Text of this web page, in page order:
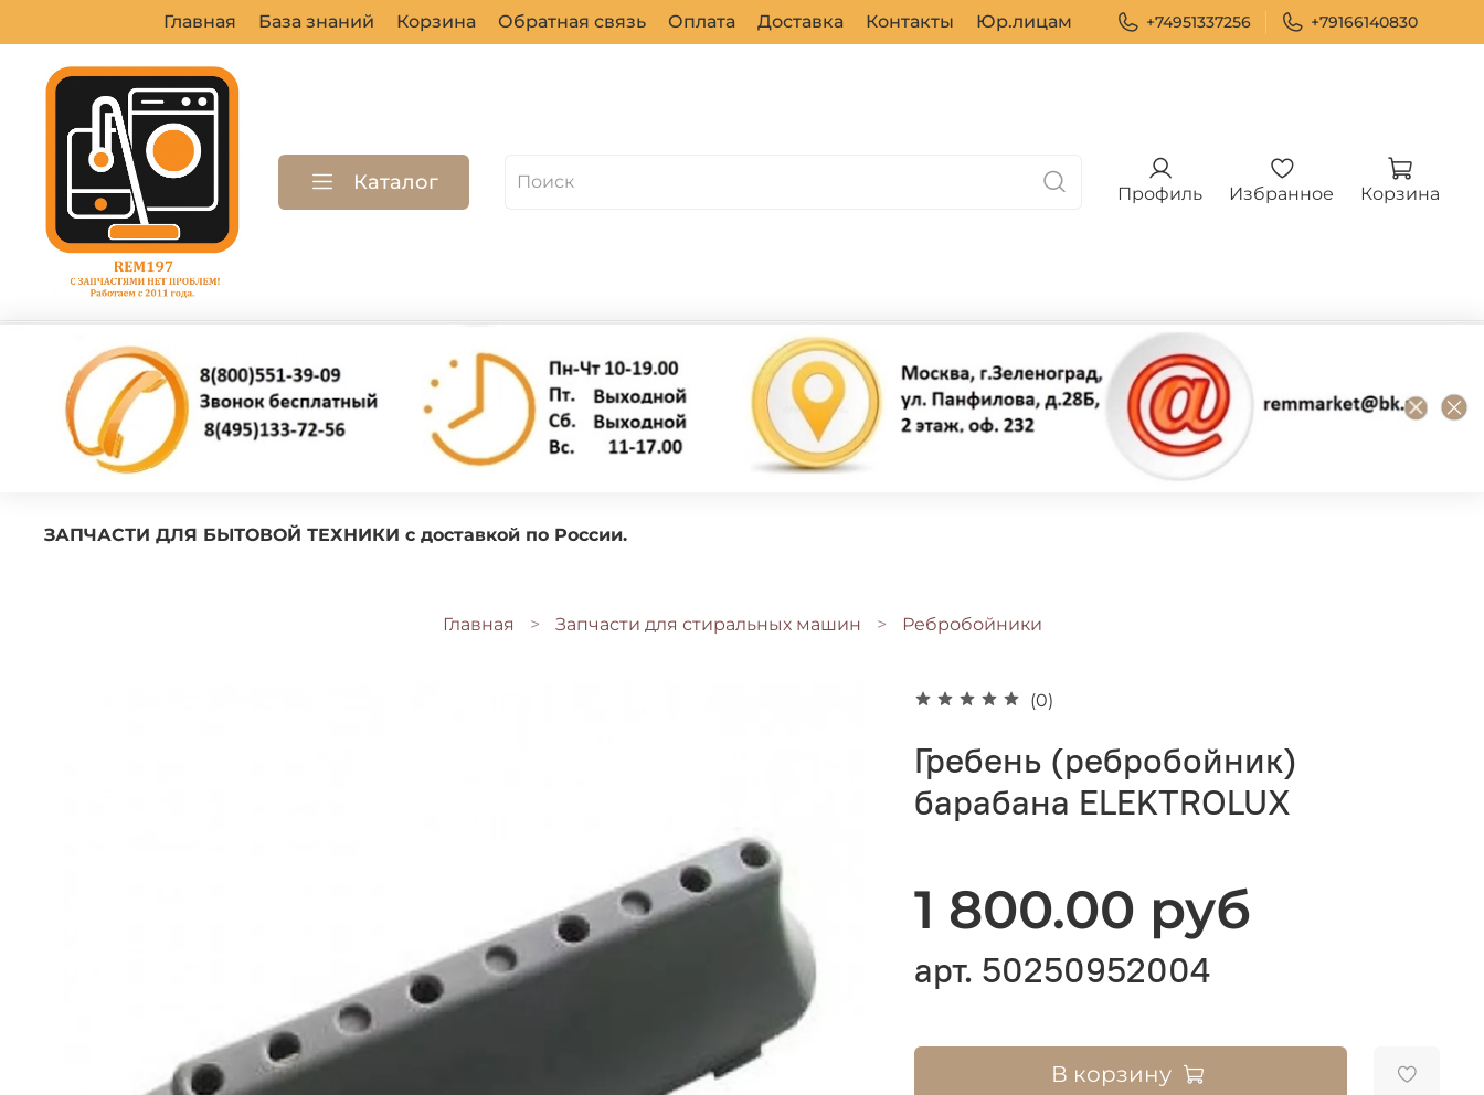
Главная База знаний Корзина Обратная связь Оплата Доставка Контакты Юр.лицам +74951337256 +79166140830
Каталог Профиль Избранное Корзина
ЗАПЧАСТИ ДЛЯ БЫТОВОЙ ТЕХНИКИ с доставкой по России.
Главная Запчасти для стиральных машин Ребробойники
(0)
Гребень (ребробойник)
барабана ELEKTROLUX
1 800.00 руб
арт. 50250952004
В корзину